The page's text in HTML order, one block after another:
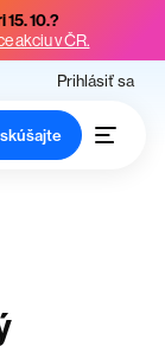
10.?
akciu v ČR.
Prihlásiť sa